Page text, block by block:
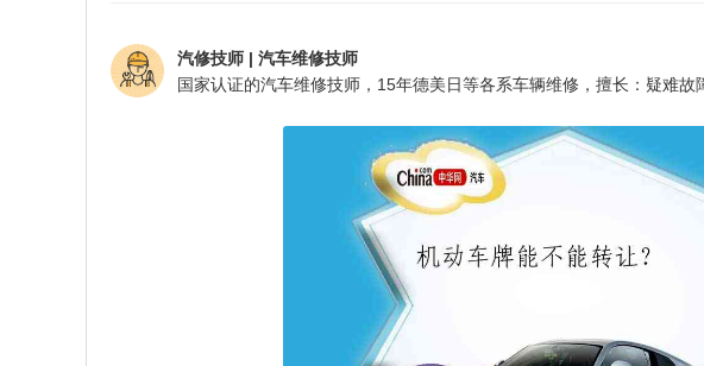
汽修技师 | 汽车维修技师